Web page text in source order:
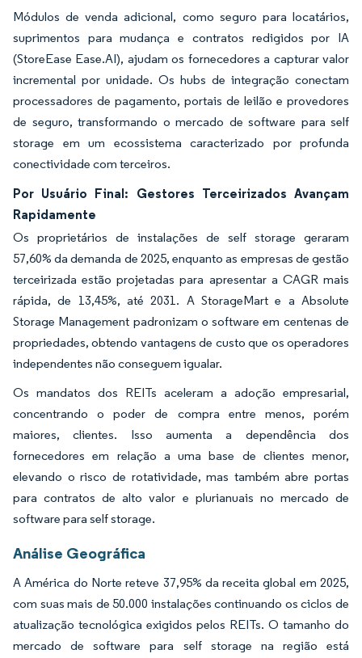
Módulos de venda adicional, como seguro para locatários,
suprimentos para mudança e contratos redigidos por IA
(StoreEase Ease.AI), ajudam os fornecedores a capturar valor
incremental por unidade. Os hubs de integração conectam
processadores de pagamento, portais de leilão e provedores
de seguro, transformando o mercado de software para self
storage em um ecossistema caracterizado por profunda
conectividade com terceiros.
Por Usuário Final: Gestores Terceirizados Avançam
Rapidamente
Os proprietários de instalações de self storage geraram
57,60% da demanda de 2025, enquanto as empresas de gestão
terceirizada estão projetadas para apresentar a CAGR mais
rápida, de 13,45%, até 2031. A StorageMart e a Absolute
Storage Management padronizam o software em centenas de
propriedades, obtendo vantagens de custo que os operadores
independentes não conseguem igualar.
Os mandatos dos REITs aceleram a adoção empresarial,
concentrando o poder de compra entre menos, porém
maiores, clientes. Isso aumenta a dependência dos
fornecedores em relação a uma base de clientes menor,
elevando o risco de rotatividade, mas também abre portas
para contratos de alto valor e plurianuais no mercado de
software para self storage.
Análise Geográfica
A América do Norte reteve 37,95% da receita global em 2025,
com suas mais de 50.000 instalações continuando os ciclos de
atualização tecnológica exigidos pelos REITs. O tamanho do
mercado de software para self storage na região está